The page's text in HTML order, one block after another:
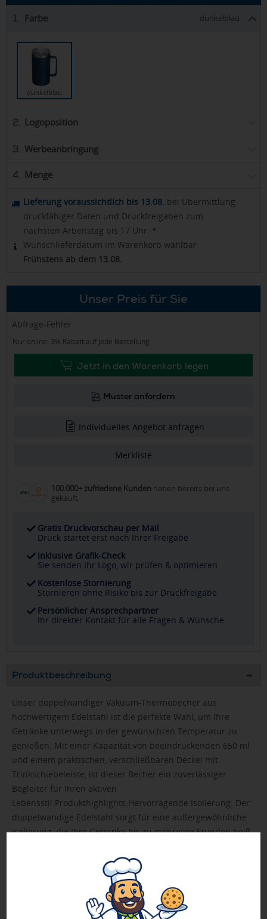
1. Farbe dunkelblau
dunkelblau
2. Logoposition
3. Werbeanbringung
4. Menge
Lieferung voraussichtlich bis 13.08. bei Übermittlung
druckfähiger Daten und Druckfreigaben zum
nächsten Arbeitstag bis 17 Uhr. *
Wunschlieferdatum im Warenkorb wählbar.
Frühstens ab dem 13.08.
Unser Preis für Sie
Abfrage-Fehler
Nur online: 3% Rabatt auf jede Bestellung
Jetzt in den Warenkorb legen
Muster anfordern
Individuelles Angebot anfragen
Merkliste
100.000+ zufriedene Kunden haben bereits bei uns
gekauft
Gratis Druckvorschau per Mail
Druck startet erst nach Ihrer Freigabe
Inklusive Grafik-Check
Sie senden Ihr Logo, wir prüfen & optimieren
Kostenlose Stornierung
Stornieren ohne Risiko bis zur Druckfreigabe
Persönlicher Ansprechpartner
Ihr direkter Kontakt für alle Fragen & Wünsche
Produktbeschreibung
Unser doppelwandiger Vakuum-Thermobecher aus
hochwertigem Edelstahl ist die perfekte Wahl, um Ihre
Getränke unterwegs in der gewünschten Temperatur zu
genießen. Mit einer Kapazität von beeindruckenden 650 ml
und einem praktischen, verschließbaren Deckel mit
Trinkschiebeleiste, ist dieser Becher ein zuverlässiger
Begleiter für Ihren aktiven
Lebensstil.Produkthighlights:Hervorragende Isolierung: Der
doppelwandige Edelstahl sorgt für eine außergewöhnliche
Isolierung, die Ihre Getränke bis zu mehreren Stunden heiß
von 650 ml bietet dieser Thermobecher ausreichend Platz
für Kaffee, Tee, Suppen oder andere Getränke, die Sie gerne
mitnehmen möchten.Verschließbarer Deckel mit
Trinkschiebeleiste: Der Deckel ist mit einer praktischen